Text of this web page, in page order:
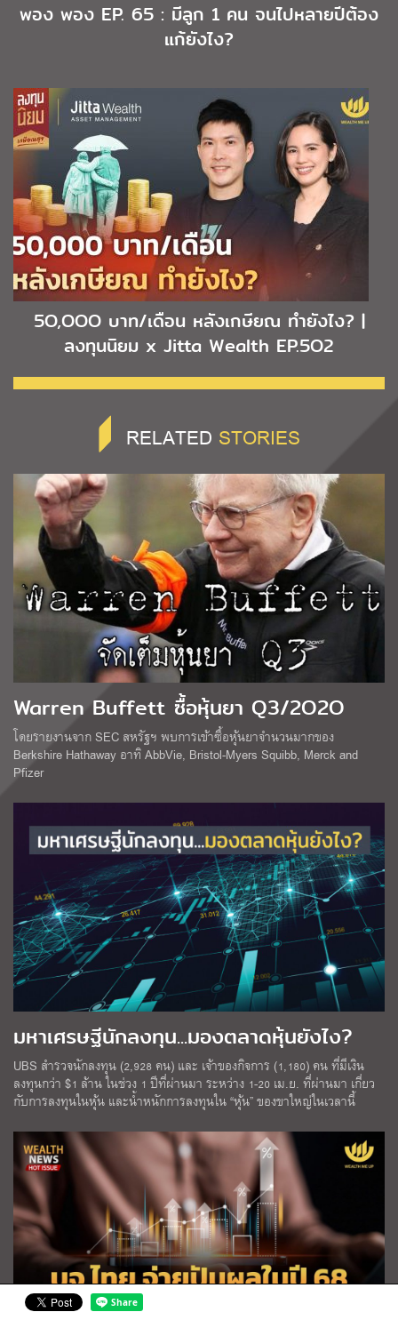
พอง พอง EP. 65 : มีลูก 1 คน จนไปหลายปีต้อง
แก้ยังไง?
5O,OOO บาท/เดือน หลังเกษียณ ทำยังไง? |
ลงทุนนิยม x Jitta Wealth EP.5O2
RELATED STORIES
Warren Buffett ซื้อหุ้นยา Q3/2O2O
โดยรายงานจาก SEC สหรัฐฯ พบการเข้าซื้อหุ้นยาจำนวนมากของ
Berkshire Hathaway อาทิ AbbVie, Bristol-Myers Squibb, Merck and
Pfizer
มหาเศรษฐีนักลงทุน...มองตลาดหุ้นยังไง?
UBS สำรวจนักลงทุน (2,928 คน) และ เจ้าของกิจการ (1,180) คน ที่มีเงิน
ลงทุนกว่า $1 ล้าน ในช่วง 1 ปีที่ผ่านมา ระหว่าง 1-20 เม.ย. ที่ผ่านมา เกี่ยว
กับการลงทุนในหุ้น และน้ำหนักการลงทุนใน “หุ้น” ของขาใหญ่ในเวลานี้